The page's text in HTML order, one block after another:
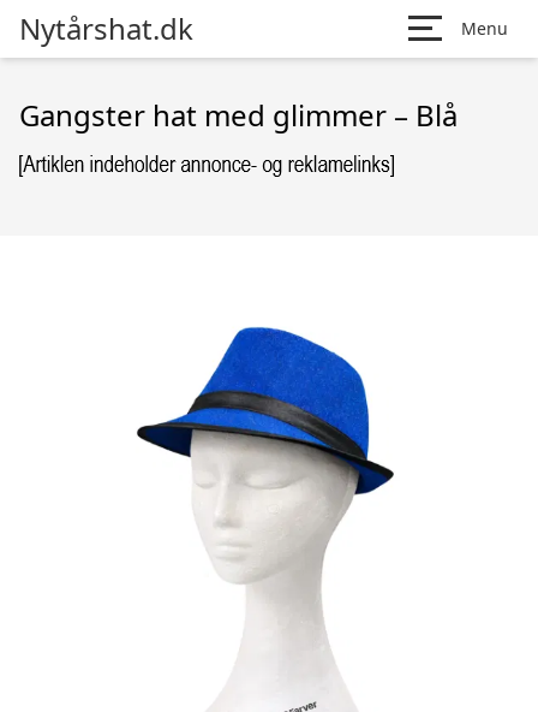
Nytårshat.dk Menu
Gangster hat med glimmer – Blå